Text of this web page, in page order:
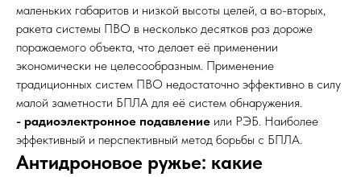
маленьких габаритов и низкой высоты целей, а во-вторых,
ракета системы ПВО в несколько десятков раз дороже
поражаемого объекта, что делает её применении
экономически не целесообразным. Применение
традиционных систем ПВО недостаточно эффективно в силу
малой заметности БПЛА для её систем обнаружения.
- радиоэлектронное подавление или РЭБ. Наиболее
эффективный и перспективный метод борьбы с БПЛА.
Антидроновое ружье: какие